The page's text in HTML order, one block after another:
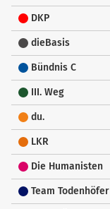
DKP
dieBasis
Bündnis C
III. Weg
du.
LKR
Die Humanisten
Team Todenhöfer